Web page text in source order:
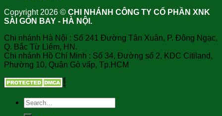
Copyright 2026 © CHI NHÁNH CÔNG TY CỔ PHẦN XNK
SÀI GÒN BAY - HÀ NỘI.
Chi nhánh Hà Nội : Số 241 Đường Tân Xuân, P. Đông Ngạc,
Q. Bắc Từ Liêm, HN.
Chi nhánh Hồ Chí Minh : Số 34, Đường số 2, KDC Citiland,
Phường 10, Quận Gò vấp, Tp.HCM